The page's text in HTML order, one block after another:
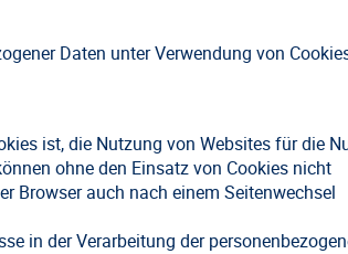
Daten unter Verwendung von
ist, die Nutzung von Websites für die
ohne den Einsatz von Cookies nicht
Browser auch nach einem Seitenwechsel
in der Verarbeitung der